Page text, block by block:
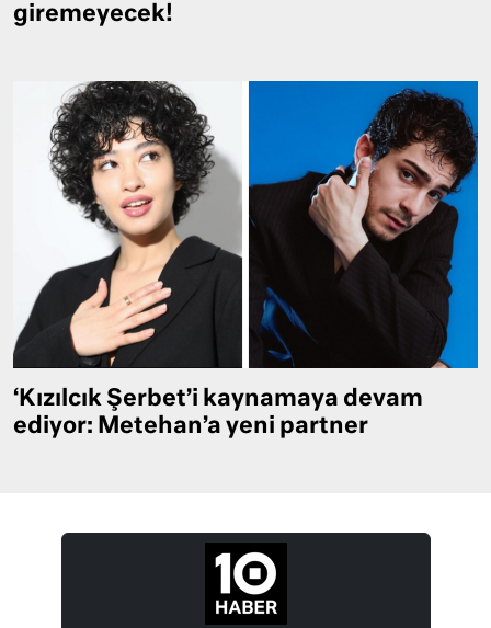
giremeyecek!
‘Kızılcık Şerbet’i kaynamaya devam
ediyor: Metehan’a yeni partner